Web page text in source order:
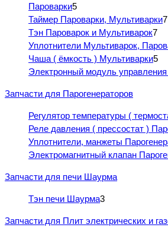
Пароварки5
Таймер Пароварки, Мультиварки7
Тэн Пароварок и Мультиварок7
Уплотнители Мультиварок,
Чаша ( ёмкость ) Мультиварки5
Электронный модуль
Запчасти для Парогенераторов
Регулятор температуры (
Реле давления ( прессостат )
Уплотнители, манжеты
Электромагнитный клапан
Запчасти для печи Шаурма
Тэн печи Шаурма3
Запчасти для Плит электрических и